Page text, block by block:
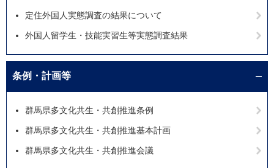
定住外国人実態調査の結果について
外国人留学生・技能実習生等実態調査結果
条例・計画等
群馬県多文化共生・共創推進条例
群馬県多文化共生・共創推進基本計画
群馬県多文化共生・共創推進会議